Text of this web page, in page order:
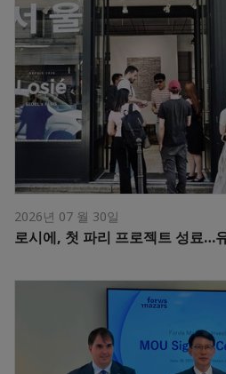
2026년 07 월 30일
로시에, 첫 파리 프로젝트 성료…